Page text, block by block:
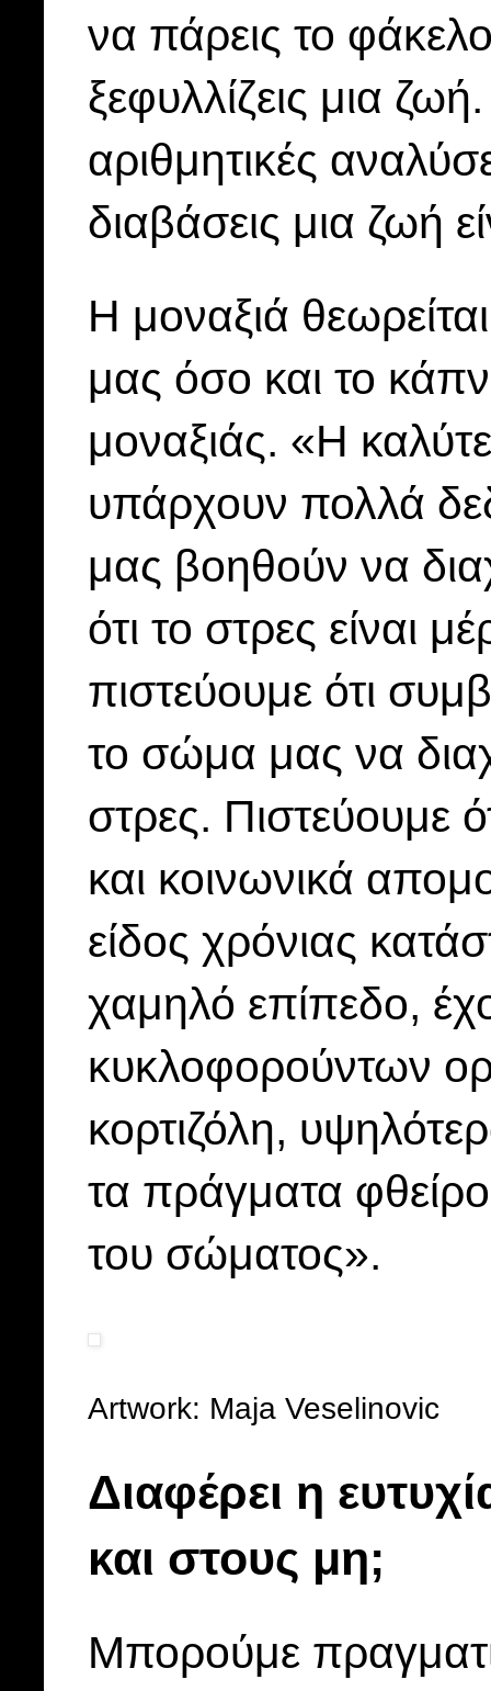
να πάρεις το
ξεφυλλίζεις μια
αριθμητικές
διαβάσεις μια ζωή
Η μοναξιά
μας όσο και το
μοναξιάς. «Η
υπάρχουν πολλά
μας βοηθούν να
ότι το στρες είναι
πιστεύουμε ότι
το σώμα μας να
στρες. Πιστεύουμε
και κοινωνικά
είδος χρόνιας
χαμηλό επίπεδο,
κυκλοφορούντων
κορτιζόλη,
τα πράγματα
του σώματος».
Artwork: Maja Veselinovic
Διαφέρει η
και στους μη;
Μπορούμε